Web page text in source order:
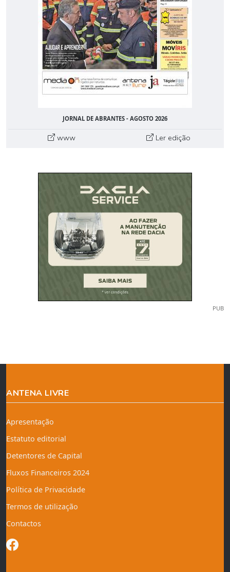
JORNAL DE ABRANTES - AGOSTO 2026
www Ler edição
PUB
ANTENA LIVRE
Apresentação
Estatuto editorial
Detentores de Capital
Fluxos Financeiros 2024
Política de Privacidade
Termos de utilização
Contactos